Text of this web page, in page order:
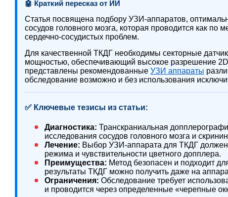
🤖 Краткий пересказ от ИИ
Статья посвящена подбору УЗИ-аппаратов,
сосудов головного мозга, которая проводится как по
сердечно-сосудистых проблем.
Для качественной ТКДГ необходимы секторные
мощностью, обеспечивающий высокое разрешение
представлены рекомендованные УЗИ аппараты
обследование возможно и без использования
✅ Ключевые тезисы из статьи:
Диагностика: Транскраниальная
исследования сосудов головного мозга и
Лечение: Выбор УЗИ-аппарата для ТКДГ
режима и чувствительности цветного допплера.
Преимущества: Метод безопасен и подходит
результаты ТКДГ можно получить даже на
Ограничения: Обследование требует
и проводится через определенные «черепные